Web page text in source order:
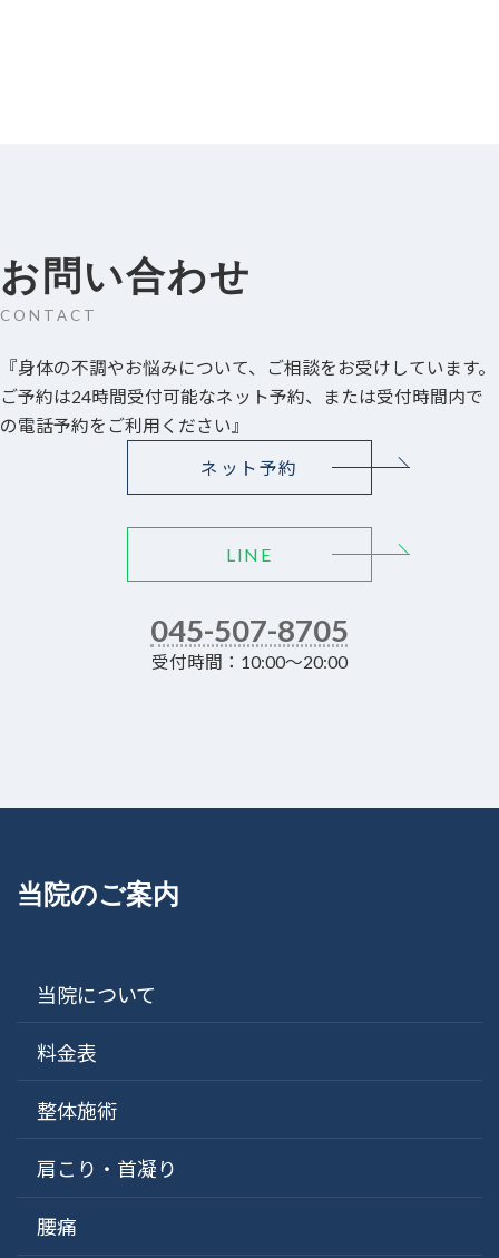
お問い合わせ
CONTACT
『身体の不調やお悩みについて、ご相談をお受けしています。
ご予約は24時間受付可能なネット予約、または受付時間内で
の電話予約をご利用ください』
ネット予約
LINE
045-507-8705
受付時間：10:00～20:00
当院のご案内
当院について
料金表
整体施術
肩こり・首凝り
腰痛